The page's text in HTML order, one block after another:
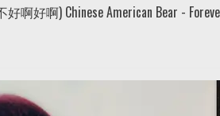
好啊好啊) Chinese American Bear -